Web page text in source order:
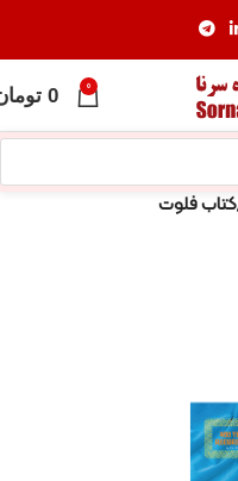
0
0
کتاب فلوت